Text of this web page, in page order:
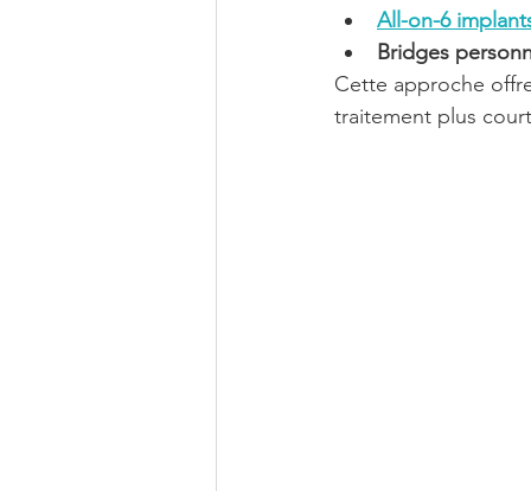
All-on-6
Bridges
Cette approche
traitement plus